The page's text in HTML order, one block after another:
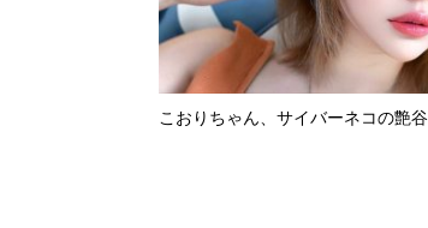
こおりちゃん、サイバーネコの艶